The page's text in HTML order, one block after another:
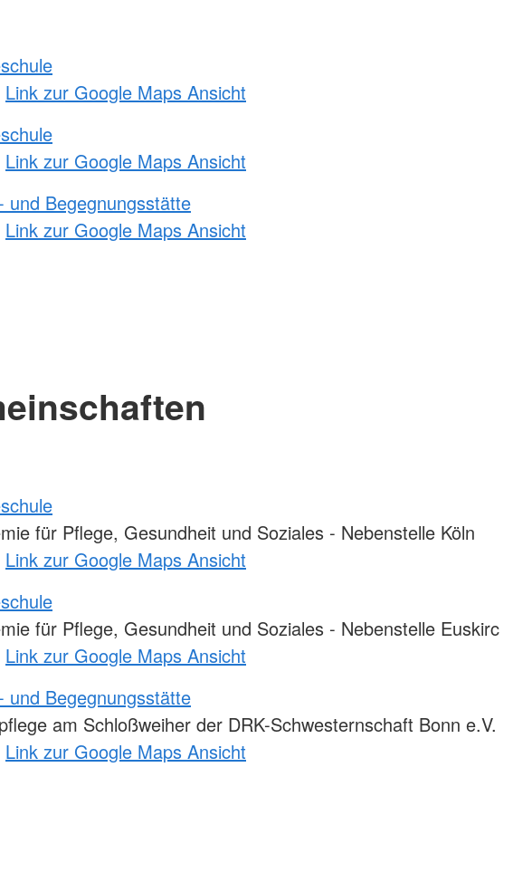
Link zur Google Maps Ansicht
Link zur Google Maps Ansicht
und Begegnungsstätte
Link zur Google Maps Ansicht
für Pflege, Gesundheit und Soziales - Nebenstelle Köln
Link zur Google Maps Ansicht
für Pflege, Gesundheit und Soziales - Nebenstelle Euskirc
Link zur Google Maps Ansicht
und Begegnungsstätte
am Schloßweiher der DRK-Schwesternschaft Bonn e.V.
Link zur Google Maps Ansicht